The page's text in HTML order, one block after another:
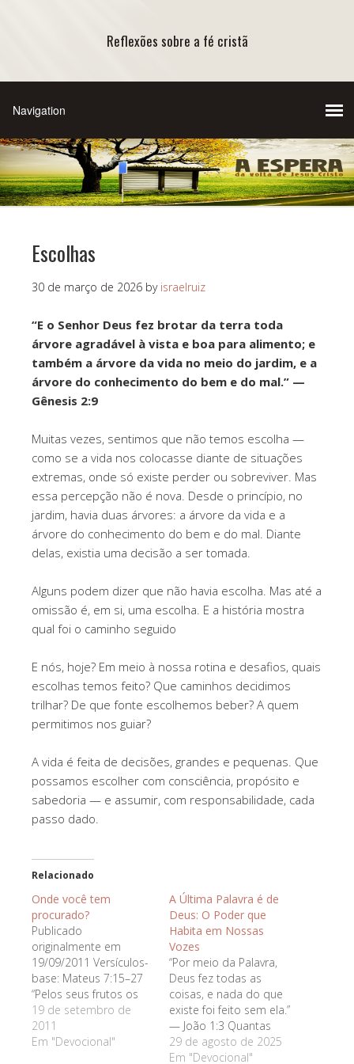
Reflexões sobre a fé cristã
Escolhas
30 de março de 2026 by israelruiz
“E o Senhor Deus fez brotar da terra toda
árvore agradável à vista e boa para alimento; e
também a árvore da vida no meio do jardim, e a
árvore do conhecimento do bem e do mal.” —
Gênesis 2:9
Muitas vezes, sentimos que não temos escolha —
como se a vida nos colocasse diante de situações
extremas, onde só existe perder ou sobreviver. Mas
essa percepção não é nova. Desde o princípio, no
jardim, havia duas árvores: a árvore da vida e a
árvore do conhecimento do bem e do mal. Diante
delas, existia uma decisão a ser tomada.
Alguns podem dizer que não havia escolha. Mas até a
omissão é, em si, uma escolha. E a história mostra
qual foi o caminho seguido
E nós, hoje? Em meio à nossa rotina e desafios, quais
escolhas temos feito? Que caminhos decidimos
trilhar? De que fonte escolhemos beber? A quem
permitimos nos guiar?
A vida é feita de decisões, grandes e pequenas. Que
possamos escolher com consciência, propósito e
sabedoria — e assumir, com responsabilidade, cada
passo dado.
Relacionado
Onde você tem
procurado?
Publicado
originalmente em
19/09/2011 Versículos-
base: Mateus 7:15–27
“Pelos seus frutos os
conhecereis. Toda
árvore boa produz
bons frutos; porém a
19 de setembro de
2011
Em "Devocional"
A Última Palavra é de
Deus: O Poder que
Habita em Nossas
Vozes
“Por meio da Palavra,
Deus fez todas as
coisas, e nada do que
existe foi feito sem ela.”
— João 1:3 Quantas
palavras trocamos
diariamente — algumas
29 de agosto de 2025
Em "Devocional"